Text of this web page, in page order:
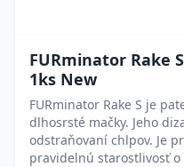
FURminator Rake
1ks New
FURminator Rake S je
dlhosrsté mačky. Jeho
odstraňovaní chlpov. Je
pravidelnú starostlivosť o